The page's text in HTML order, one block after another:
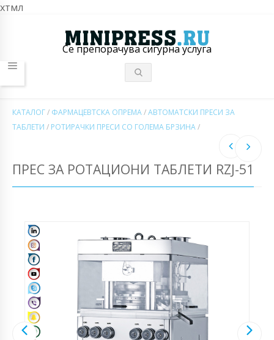
хтмл
Се препорачува сигурна услуга
КАТАЛОГ/ ФАРМАЦЕВТСКА ОПРЕМА/АВТОМАТСКИ ПРЕСИ ЗА
ТАБЛЕТИ / РОТИРАЧКИ ПРЕСИ СО ГОЛЕМА БРЗИНА/
ПРЕС ЗА РОТАЦИОНИ ТАБЛЕТИ RZJ-51